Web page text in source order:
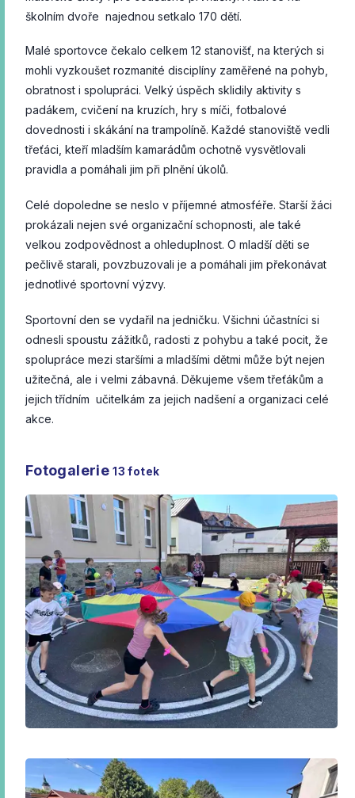
školním dvoře najednou setkalo 170 dětí.
Malé sportovce čekalo celkem 12 stanovišť, na kterých si
mohli vyzkoušet rozmanité disciplíny zaměřené na pohyb,
obratnost i spolupráci. Velký úspěch sklidily aktivity s
padákem, cvičení na kruzích, hry s míči, fotbalové
dovednosti i skákání na trampolíně. Každé stanoviště vedli
třeťáci, kteří mladším kamarádům ochotně vysvětlovali
pravidla a pomáhali jim při plnění úkolů.
Celé dopoledne se neslo v příjemné atmosféře. Starší žáci
prokázali nejen své organizační schopnosti, ale také
velkou zodpovědnost a ohleduplnost. O mladší děti se
pečlivě starali, povzbuzovali je a pomáhali jim překonávat
jednotlivé sportovní výzvy.
Sportovní den se vydařil na jedničku. Všichni účastníci si
odnesli spoustu zážitků, radosti z pohybu a také pocit, že
spolupráce mezi staršími a mladšími dětmi může být nejen
užitečná, ale i velmi zábavná. Děkujeme všem třeťákům a
jejich třídním učitelkám za jejich nadšení a organizaci celé
akce.
Fotogalerie13 fotek